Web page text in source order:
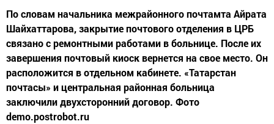
По словам начальника межрайонного почтамта Айрата
Шайхаттарова, закрытие почтового отделения в ЦРБ
связано с ремонтными работами в больнице. После их
завершения почтовый киоск вернется на свое место. Он
расположится в отдельном кабинете. «Татарстан
почтасы» и центральная районная больница
заключили двухсторонний договор. Фото
demo.postrobot.ru